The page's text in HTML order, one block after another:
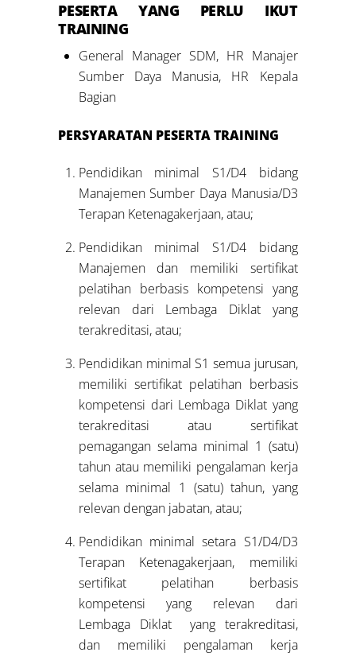
PESERTA YANG PERLU IKUT
TRAINING
General Manager SDM, HR Manajer
Sumber Daya Manusia, HR Kepala
Bagian
PERSYARATAN PESERTA TRAINING
Pendidikan minimal S1/D4 bidang
Manajemen Sumber Daya Manusia/D3
Terapan Ketenagakerjaan, atau;
Pendidikan minimal S1/D4 bidang
Manajemen dan memiliki sertifikat
pelatihan berbasis kompetensi yang
relevan dari Lembaga Diklat yang
terakreditasi, atau;
Pendidikan minimal S1 semua jurusan,
memiliki sertifikat pelatihan berbasis
kompetensi dari Lembaga Diklat yang
terakreditasi atau sertifikat
pemagangan selama minimal 1 (satu)
tahun atau memiliki pengalaman kerja
selama minimal 1 (satu) tahun, yang
relevan dengan jabatan, atau;
Pendidikan minimal setara S1/D4/D3
Terapan Ketenagakerjaan, memiliki
sertifikat pelatihan berbasis
kompetensi yang relevan dari
Lembaga Diklat yang terakreditasi,
dan memiliki pengalaman kerja